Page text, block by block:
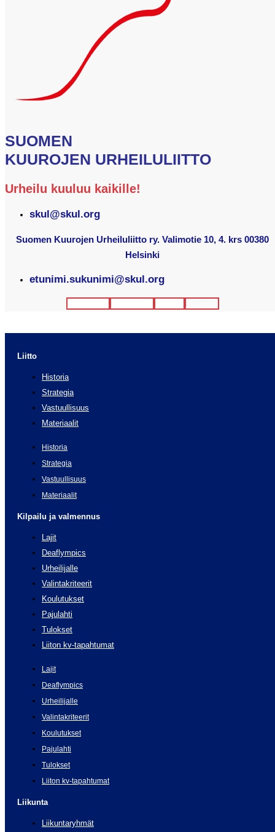
SUOMEN
KUUROJEN URHEILULIITTO
Urheilu kuuluu kaikille!
skul@skul.org
Suomen Kuurojen Urheiluliitto ry. Valimotie 10, 4. krs 00380
Helsinki
etunimi.sukunimi@skul.org
Liitto
Historia
Strategia
Vastuullisuus
Materiaalit
Historia
Strategia
Vastuullisuus
Materiaalit
Kilpailu ja valmennus
Lajit
Deaflympics
Urheilijalle
Valintakriteerit
Koulutukset
Pajulahti
Tulokset
Liiton kv-tapahtumat
Lajit
Deaflympics
Urheilijalle
Valintakriteerit
Koulutukset
Pajulahti
Tulokset
Liiton kv-tapahtumat
Liikunta
Liikuntaryhmät